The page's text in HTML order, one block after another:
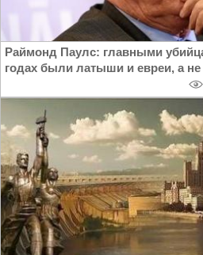
Раймонд Паулс: главными
годах были латыши и евреи, а не